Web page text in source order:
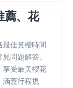
薦、花
最佳賞櫻時間
問題解答。
享受最美櫻花
涵蓋行程規